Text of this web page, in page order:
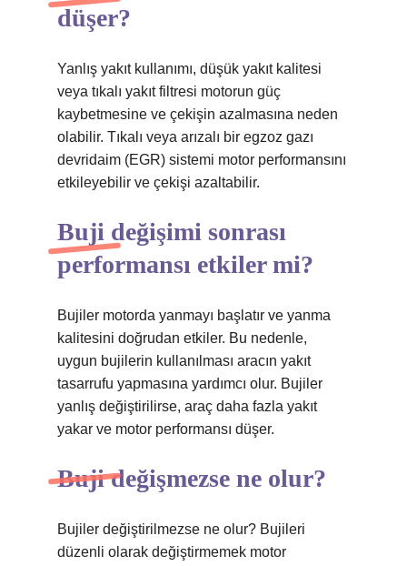
düşer?
Yanlış yakıt kullanımı, düşük yakıt kalitesi
veya tıkalı yakıt filtresi motorun güç
kaybetmesine ve çekişin azalmasına neden
olabilir. Tıkalı veya arızalı bir egzoz gazı
devridaim (EGR) sistemi motor performansını
etkileyebilir ve çekişi azaltabilir.
Buji değişimi sonrası
performansı etkiler mi?
Bujiler motorda yanmayı başlatır ve yanma
kalitesini doğrudan etkiler. Bu nedenle,
uygun bujilerin kullanılması aracın yakıt
tasarrufu yapmasına yardımcı olur. Bujiler
yanlış değiştirilirse, araç daha fazla yakıt
yakar ve motor performansı düşer.
Buji değişmezse ne olur?
Bujiler değiştirilmezse ne olur? Bujileri
düzenli olarak değiştirmemek motor